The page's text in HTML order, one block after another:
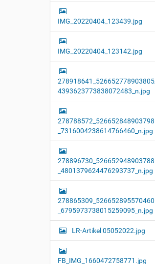
IMG_20220404_123439.jpg
IMG_20220404_123142.jpg
278918641_526652778903805_
4393623773838072483_n.jpg
278788572_526652848903798
_7316004238614766460_n.jpg
278896730_526652948903788
_4801379624476293737_n.jpg
278865309_526652895570460
_6795973738015259095_n.jpg
LR-Artikel 05052022.jpg
FB_IMG_1660472758771.jpg